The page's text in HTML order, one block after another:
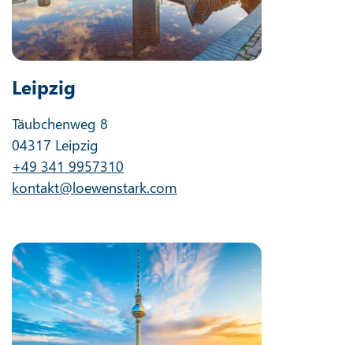
Leipzig
Täubchenweg 8
04317 Leipzig
+49 341 9957310
kontakt@loewenstark.com